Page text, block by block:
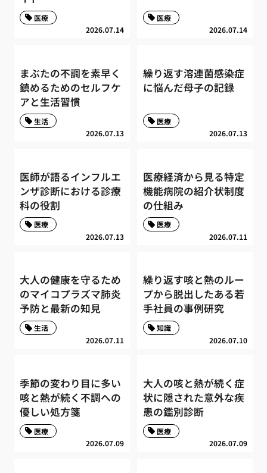
2026.07.14
医療
2026.07.14
医療
まぶたの不調を素早く
鎮めるためのセルフケ
アと生活習慣
2026.07.13
生活
繰り返す溶連菌感染症
に悩んだ母子の記録
2026.07.13
医療
医師が語るインフルエ
ンザ診断における診療
科の役割
2026.07.13
医療
医療経済から見る特定
機能病院の紹介状制度
の仕組み
2026.07.11
医療
大人の健康を守るため
のマイコプラズマ肺炎
予防と最新の知見
2026.07.11
生活
繰り返す咳と熱のルー
プから脱出したある若
手社員の事例研究
2026.07.10
知識
季節の変わり目に多い
咳と熱が続く不調への
優しい処方箋
2026.07.09
医療
大人の咳と熱が続く症
状に隠された意外な疾
患の鑑別診断
2026.07.09
医療